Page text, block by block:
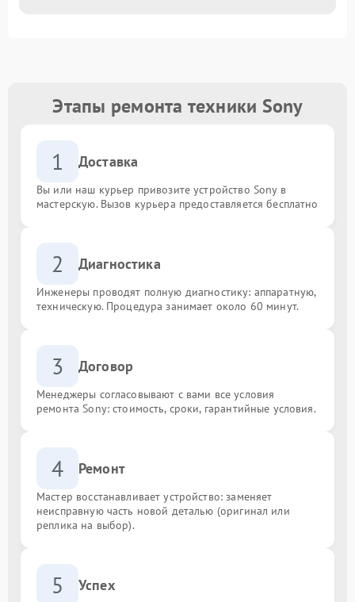
Этапы ремонта техники Sony
1 Доставка
Вы или наш курьер привозите устройство Sony в
мастерскую. Вызов курьера предоставляется бесплатно
2 Диагностика
Инженеры проводят полную диагностику: аппаратную,
техническую. Процедура занимает около 60 минут.
3 Договор
Менеджеры согласовывают с вами все условия
ремонта Sony: стоимость, сроки, гарантийные условия.
4 Ремонт
Мастер восстанавливает устройство: заменяет
неисправную часть новой деталью (оригинал или
реплика на выбор).
5 Успех